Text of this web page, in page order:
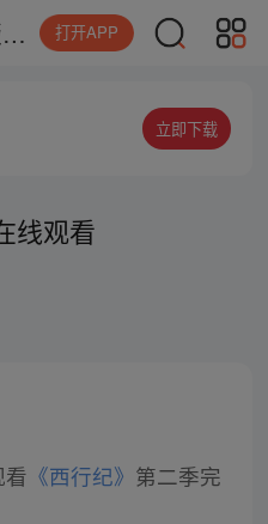
西行纪第二季完整版在线观看 打开APP
立即下载
线观看
《西行纪》 第二季完